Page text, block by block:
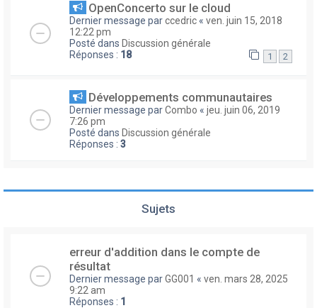
OpenConcerto sur le cloud
Dernier message parccedric « ven. juin 15, 2018
12:22 pm
Posté dans Discussion générale
Réponses : 18 1 2
Développements communautaires
Dernier message parCombo « jeu. juin 06, 2019
7:26 pm
Posté dans Discussion générale
Réponses : 3
Sujets
erreur d'addition dans le compte de
résultat
Dernier message parGG001 « ven. mars 28, 2025
9:22 am
Réponses : 1